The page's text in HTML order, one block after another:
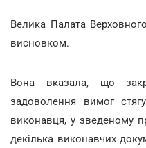
Велика Палата
висновком.
Вона вказала, що
задоволення вимог
виконавця, у зведеному
декілька виконавчих